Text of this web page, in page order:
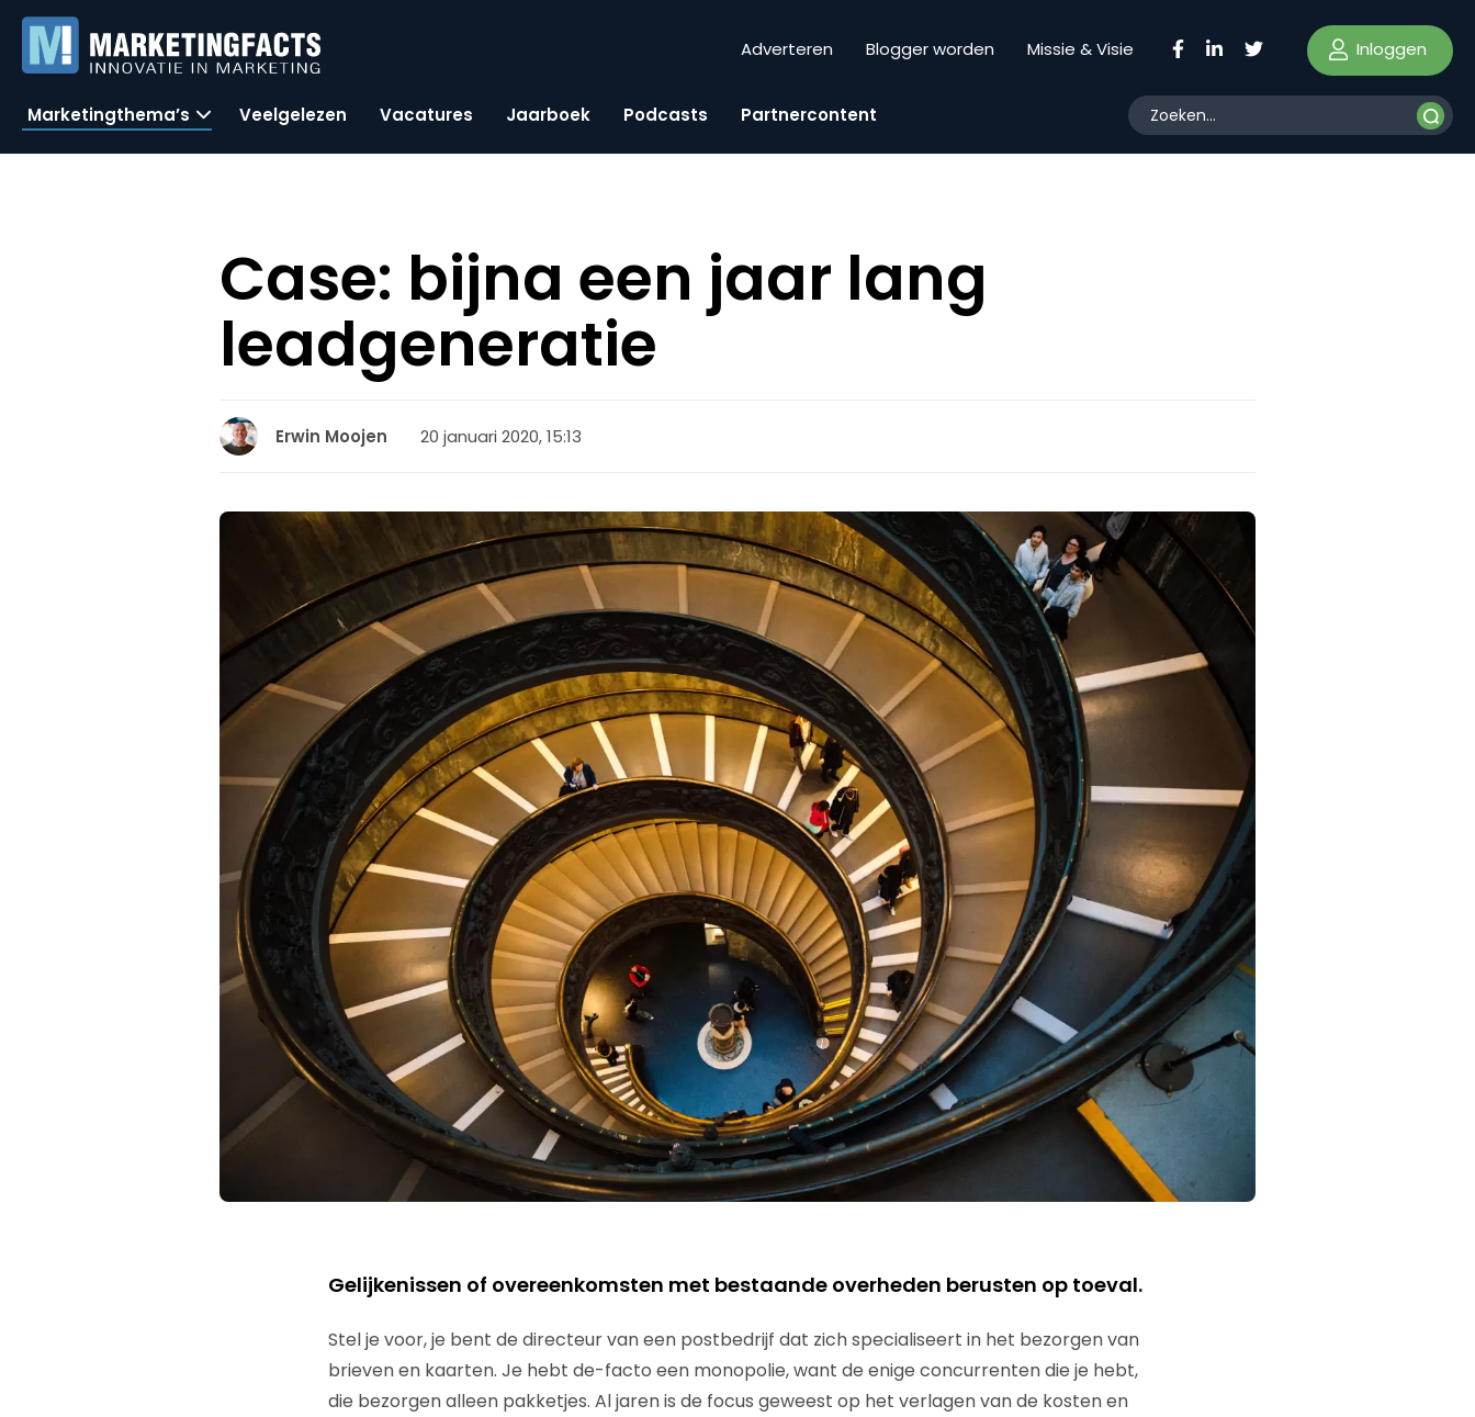
Adverteren Blogger worden Missie & Visie Inloggen
Marketingthema’s Veelgelezen Vacatures Jaarboek Podcasts Partnercontent
Case: bijna een jaar lang
leadgeneratie
Erwin Moojen 20 januari 2020, 15:13
Gelijkenissen of overeenkomsten met bestaande overheden berusten op toeval.
Stel je voor, je bent de directeur van een postbedrijf dat zich specialiseert in het bezorgen van
brieven en kaarten. Je hebt de-facto een monopolie, want de enige concurrenten die je hebt,
die bezorgen alleen pakketjes. Al jaren is de focus geweest op het verlagen van de kosten en